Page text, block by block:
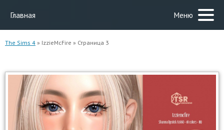
Главная Меню
The Sims 4 » IzzieMcFire » Страница 3